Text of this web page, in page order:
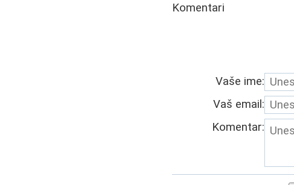
Komentari
Vaše ime:
Vaš email:
Komentar: